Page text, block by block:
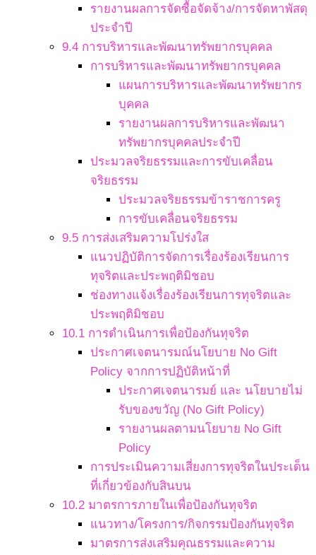
รายงานผลการจัดซื้อจัดจ้าง/การจัดหาพัสดุ
ประจำปี
9.4 การบริหารและพัฒนาทรัพยากรบุคคล
การบริหารและพัฒนาทรัพยากรบุคคล
แผนการบริหารและพัฒนาทรัพยากร
บุคคล
รายงานผลการบริหารและพัฒนา
ทรัพยากรบุคคลประจำปี
ประมวลจริยธรรมและการขับเคลื่อน
จริยธรรม
ประมวลจริยธรรมข้าราชการครู
การขับเคลื่อนจริยธรรม
9.5 การส่งเสริมความโปร่งใส
แนวปฏิบัติการจัดการเรื่องร้องเรียนการ
ทุจริตและประพฤติมิชอบ
ช่องทางแจ้งเรื่องร้องเรียนการทุจริตและ
ประพฤติมิชอบ
10.1 การดำเนินการเพื่อป้องกันทุจริต
ประกาศเจตนารมณ์นโยบาย No Gift
Policy จากการปฏิบัติหน้าที่
ประกาศเจตนารมย์ และ นโยบายไม่
รับของขวัญ (No Gift Policy)
รายงานผลตามนโยบาย No Gift
Policy
การประเมินความเสี่ยงการทุจริตในประเด็น
ที่เกี่ยวข้องกับสินบน
10.2 มาตรการภายในเพื่อป้องกันทุจริต
แนวทาง/โครงการ/กิจกรรมป้องกันทุจริต
มาตรการส่งเสริมคุณธรรมและความ